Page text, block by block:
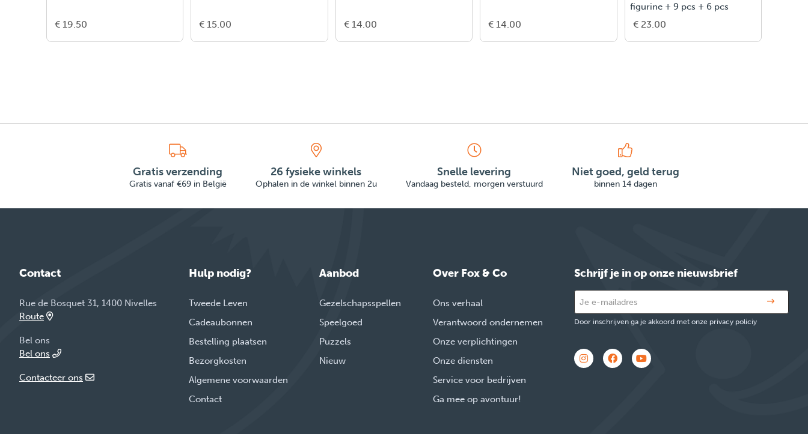
€ 19.50 € 15.00 € 14.00 € 14.00
figurine + 9 pcs + 6 pcs
€ 23.00
Gratis verzending
Gratis vanaf €69 in België
26 fysieke winkels
Ophalen in de winkel binnen 2u
Snelle levering
Vandaag besteld, morgen verstuurd
Niet goed, geld terug
binnen 14 dagen
Contact
Rue de Bosquet 31, 1400 Nivelles
Route
Bel ons
Bel ons
Contacteer ons
Hulp nodig?
Tweede Leven
Cadeaubonnen
Bestelling plaatsen
Bezorgkosten
Algemene voorwaarden
Contact
Aanbod
Gezelschapsspellen
Speelgoed
Puzzels
Nieuw
Over Fox & Co
Ons verhaal
Verantwoord ondernemen
Onze verplichtingen
Onze diensten
Service voor bedrijven
Ga mee op avontuur!
Schrijf je in op onze nieuwsbrief
Door inschrijven ga je akkoord met onze privacy policiy